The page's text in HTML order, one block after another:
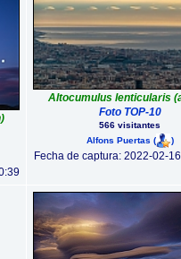
Altocumulus lenticularis
Foto TOP-10
566 visitantes
Alfons Puertas ( )
Fecha de captura: 2022-02-